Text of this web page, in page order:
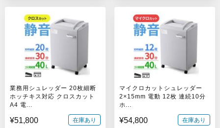
業務用シュレッダー 20枚細断
ホッチキス対応 クロスカット
A4 電...
¥51,800
在庫あり
マイクロカットシュレッダー
2×15mm 電動 12枚 連続10分
ホ...
¥54,800
在庫あり